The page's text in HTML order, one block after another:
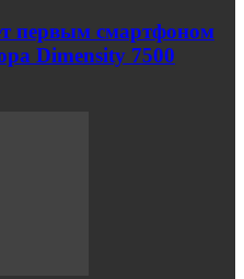
первым смартфоном
Dimensity 7500